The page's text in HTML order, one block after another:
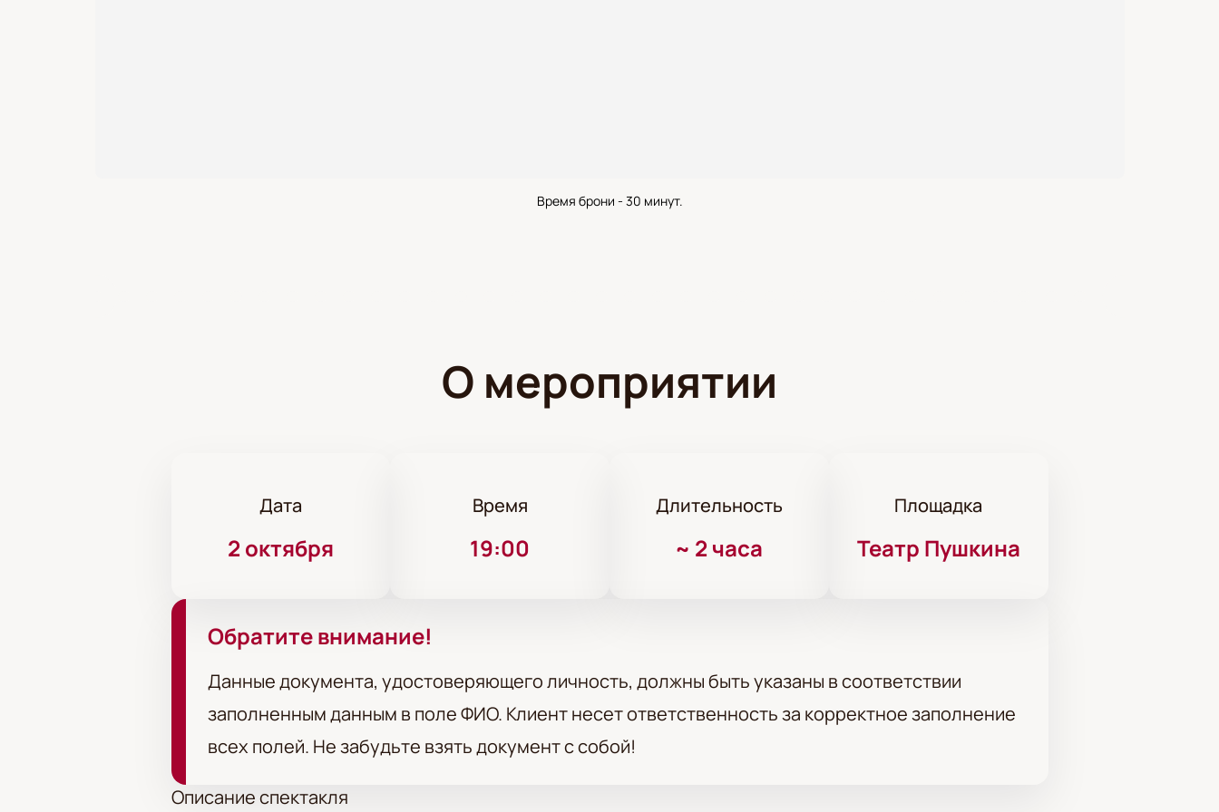
Время брони - 30 минут.
О мероприятии
Дата
2 октября
Время
19:00
Длительность
~ 2 часа
Площадка
Театр Пушкина
Обратите внимание!
Данные документа, удостоверяющего личность, должны быть указаны в соответствии
заполненным данным в поле ФИО. Клиент несет ответственность за корректное заполнение
всех полей. Не забудьте взять документ с собой!
Описание спектакля